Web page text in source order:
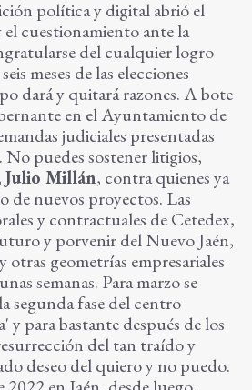
política y digital abrió el
cuestionamiento ante la
del cualquier logro
meses de las elecciones
dará y quitará razones. A bote
en el Ayuntamiento de
judiciales presentadas
puedes sostener litigios,
Julio Millán, contra quienes ya
de nuevos proyectos. Las
y contractuales de Cetedex,
y porvenir del Nuevo Jaén,
geometrías empresariales
semanas. Para marzo se
segunda fase del centro
y para bastante después de los
del tan traído y
deseo del quiero y no puedo.